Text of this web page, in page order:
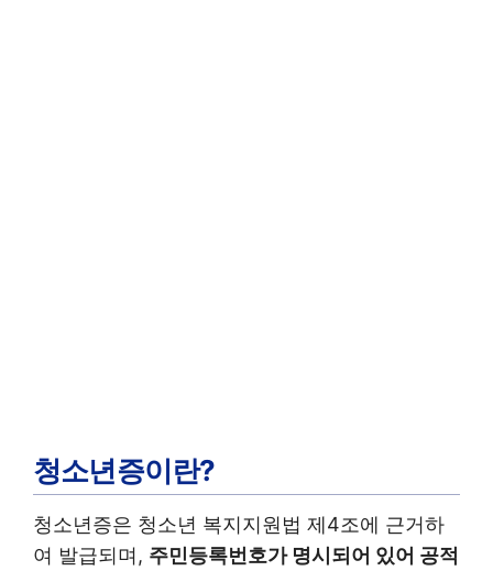
청소년증이란?
청소년증은 청소년 복지지원법 제4조에 근거하
여 발급되며, 주민등록번호가 명시되어 있어 공적